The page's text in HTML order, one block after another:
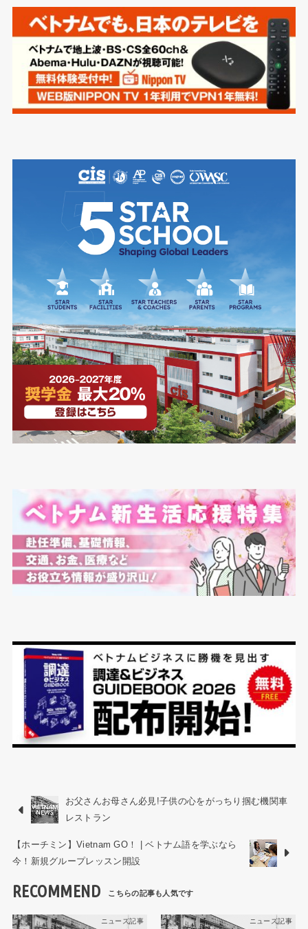
お父さんお母さん必見!子供の心をがっちり掴む機関車
レストラン
【ホーチミン】Vietnam GO！ | ベトナム語を学ぶなら
今！新規グループレッスン開設
RECOMMEND
ニュース記事 ニュース記事